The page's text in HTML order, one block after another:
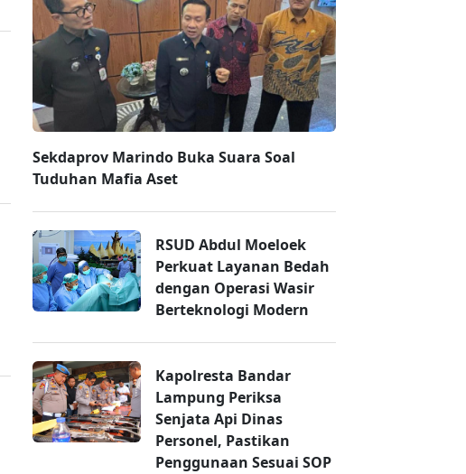
Sekdaprov Marindo Buka Suara Soal
Tuduhan Mafia Aset
RSUD Abdul Moeloek
Perkuat Layanan Bedah
dengan Operasi Wasir
Berteknologi Modern
Kapolresta Bandar
Lampung Periksa
Senjata Api Dinas
Personel, Pastikan
Penggunaan Sesuai SOP